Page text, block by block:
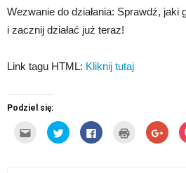
Wezwanie do działania: Sprawdź, jaki
i zacznij działać już teraz!
Link tagu HTML: Kliknij tutaj
Podziel się:
Kliknij,
wysłać
Udostępnij
na
Twitterze(Otwiera
Click
to
Kliknij Click
to
share